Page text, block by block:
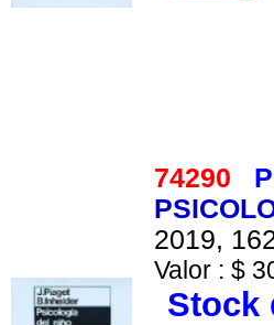
74290
2019,
Valor : $
Stock